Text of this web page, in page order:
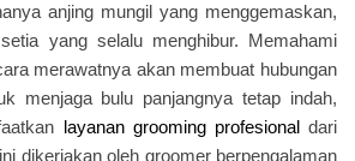
anjing mungil yang menggemaskan,
yang selalu menghibur. Memahami
merawatnya akan membuat hubungan
menjaga bulu panjangnya tetap indah,
layanan grooming profesionaldari
dikerjakan oleh groomer berpengalaman